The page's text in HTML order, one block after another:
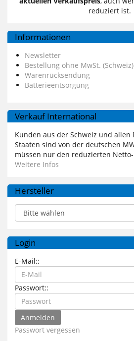
reduziert ist.
Informationen
Newsletter
Bestellung ohne MwSt. (Schweiz)
Warenrücksendung
Batterieentsorgung
Verkauf International
Kunden aus der Schweiz und allen
Staaten sind von der deutschen
müssen nur den reduzierten
Weitere Infos
Hersteller
Login
E-Mail::
Passwort::
Passwort vergessen